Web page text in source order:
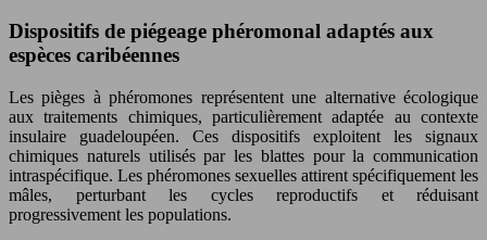
Dispositifs de piégeage phéromonal adaptés aux
espèces caribéennes
Les pièges à phéromones représentent une alternative écologique
aux traitements chimiques, particulièrement adaptée au contexte
insulaire guadeloupéen. Ces dispositifs exploitent les signaux
chimiques naturels utilisés par les blattes pour la communication
intraspécifique. Les phéromones sexuelles attirent spécifiquement les
mâles, perturbant les cycles reproductifs et réduisant
progressivement les populations.